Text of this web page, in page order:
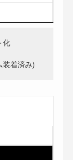
化
装着済み)